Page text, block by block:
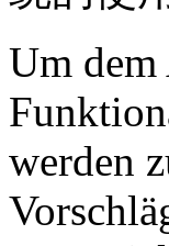
Um dem
werden